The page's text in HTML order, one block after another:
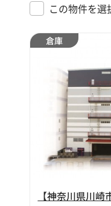
この物件を選
倉庫